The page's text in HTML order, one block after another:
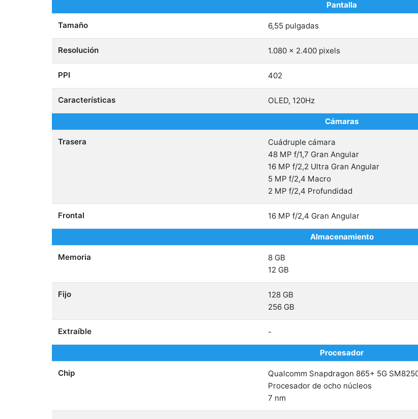
Pantalla
Tamaño 6,55 pulgadas
Resolución 1.080 x 2.400 pixels
PPI 402
Características OLED, 120Hz
Cámaras
Trasera
Cuádruple cámara
48 MP f/1,7 Gran Angular
16 MP f/2,2 Ultra Gran Angular
5 MP f/2,4 Macro
2 MP f/2,4 Profundidad
Frontal 16 MP f/2,4 Gran Angular
Almacenamiento
Memoria
8 GB
12 GB
Fijo
128 GB
256 GB
Extraíble -
Procesador
Chip
Qualcomm Snapdragon 865+ 5G
Procesador de ocho núcleos
7 nm